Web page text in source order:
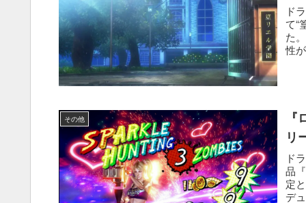
ド
て“
た
性
その他
リ
ド
品
定
デ